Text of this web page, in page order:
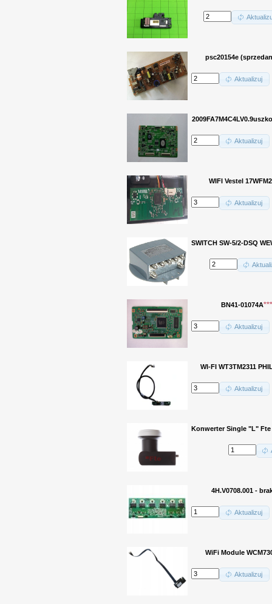
psc20154e
Aktualizuj
Aktualizuj
WIFI Vestel
Aktualizuj
SWITCH SW-5/2-DSQ
BN41-01074A***
Aktualizuj
WI-FI WT3TM2311
Aktualizuj
Konwerter Single "L" Fte
4H.V0708.001 -
Aktualizuj
WiFi Module
Aktualizuj